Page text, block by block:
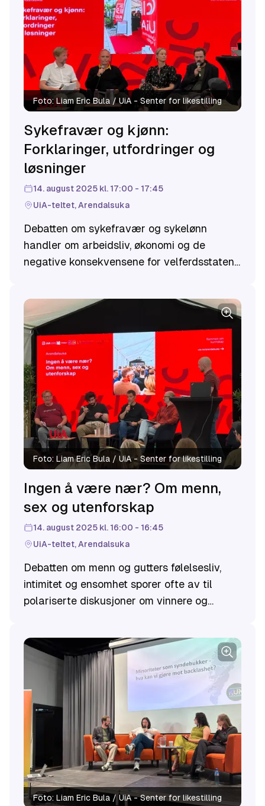
Foto:Liam Eric Bula / UiA - Senter for likestilling
Sykefravær og kjønn:
Forklaringer, utfordringer og
løsninger
14. august 2025 kl. 17:00 - 17:45
UiA-teltet, Arendalsuka
Debatten om sykefravær og sykelønn
handler om arbeidsliv, økonomi og de
negative konsekvensene for velferdsstaten.
Foto: Liam Eric Bula / UiA - Senter for likestilling
Ingen å være nær? Om menn,
sex og utenforskap
14. august 2025 kl. 16:00 - 16:45
UiA-teltet, Arendalsuka
Debatten om menn og gutters følelsesliv,
intimitet og ensomhet sporer ofte av til
polariserte diskusjoner om vinnere og
fremstilling om hvem som har tilgang til sex
eller ikke. Samtidig ser vi en økende
bekymring for de som står uten nære
relasjoner og familie.
Foto: Liam Eric Bula / UiA - Senter for likestilling